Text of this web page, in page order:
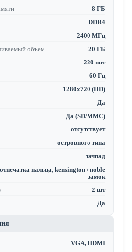
8 ГБ
DDR4
2400 МГц
объем
20 ГБ
220 нит
60 Гц
1280x720 (HD)
Да
Да (SD/MMC)
отсутствует
островного типа
тачпад
пальца, kensington / noble
замок
2 шт
Да
VGA, HDMI